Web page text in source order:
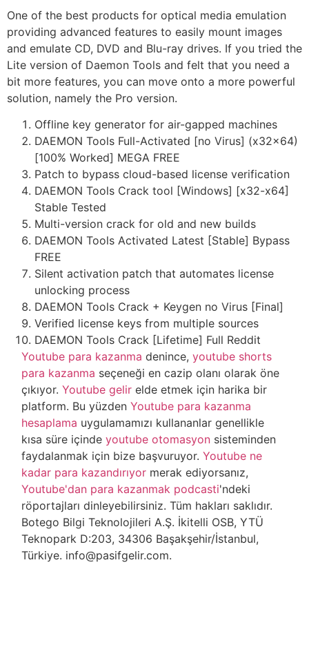
One of the best products for optical media emulation
providing advanced features to easily mount images
and emulate CD, DVD and Blu-ray drives. If you tried the
Lite version of Daemon Tools and felt that you need a
bit more features, you can move onto a more powerful
solution, namely the Pro version.
Offline key generator for air-gapped machines
DAEMON Tools Full-Activated [no Virus] (x32x64)
[100% Worked] MEGA FREE
Patch to bypass cloud-based license verification
DAEMON Tools Crack tool [Windows] [x32-x64]
Stable Tested
Multi-version crack for old and new builds
DAEMON Tools Activated Latest [Stable] Bypass
FREE
Silent activation patch that automates license
unlocking process
DAEMON Tools Crack + Keygen no Virus [Final]
Verified license keys from multiple sources
DAEMON Tools Crack [Lifetime] Full Reddit
Youtube para kazanma denince,youtube shorts
para kazanma seçeneği en cazip olanı olarak öne
çıkıyor.Youtube gelir elde etmek için harika bir
platform. Bu yüzdenYoutube para kazanma
hesaplama uygulamamızı kullananlar genellikle
kısa süre içindeyoutube otomasyon sisteminden
faydalanmak için bize başvuruyor.Youtube ne
kadar para kazandırıyor merak ediyorsanız,
Youtube'dan para kazanmak podcasti'ndeki
röportajları dinleyebilirsiniz. Tüm hakları saklıdır.
Botego Bilgi Teknolojileri A.Ş. İkitelli OSB, YTÜ
Teknopark D:203, 34306 Başakşehir/İstanbul,
Türkiye. info@pasifgelir.com.